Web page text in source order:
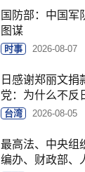
国防部：中国军
图谋
时事 2026-08-07
日感谢郑丽文捐
党：为什么不反
台湾 2026-08-05
最高法、中央组
编办、财政部、